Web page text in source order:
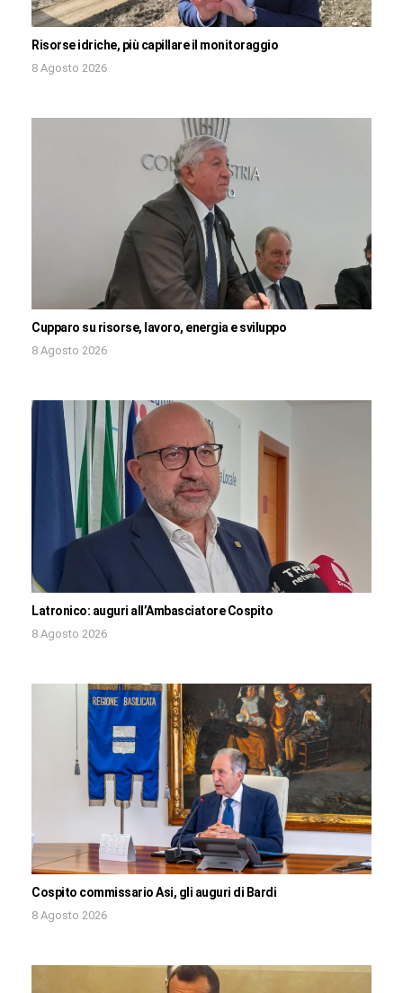
Risorse idriche, più capillare il monitoraggio
8 Agosto 2026
Cupparo su risorse, lavoro, energia e sviluppo
8 Agosto 2026
Latronico: auguri all’Ambasciatore Cospito
8 Agosto 2026
Cospito commissario Asi, gli auguri di Bardi
8 Agosto 2026